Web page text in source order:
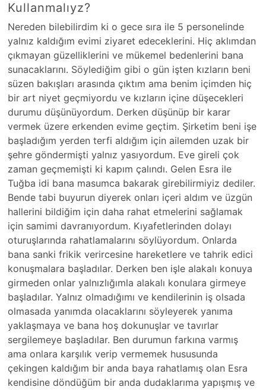
Kullanmalıyz?
Nereden bilebilirdim ki o gece sıra ile 5 personelinde
yalnız kaldığım evimi ziyaret edeceklerini. Hiç aklımdan
çıkmayan güzelliklerini ve mükemel bedenlerini bana
sunacaklarını. Söylediğim gibi o gün işten kızların beni
süzen bakışları arasında çıktım ama benim içimden hiç
bir art niyet geçmiyordu ve kızların içine düşecekleri
durumu düşünüyordum. Derken düşünüp bir karar
vermek üzere erkenden evime geçtim. Şirketim beni işe
başladığım yerden terfi aldığım için ailemden uzak bir
şehre göndermişti yalnız yasıyordum. Eve gireli çok
zaman geçmemişti ki kapım çalındı. Gelen Esra ile
Tuğba idi bana masumca bakarak girebilirmiyiz dediler.
Bende tabi buyurun diyerek onları içeri aldım ve üzgün
hallerini bildiğim için daha rahat etmelerini sağlamak
için samimi davranıyordum. Kıyafetlerinden dolayı
oturuşlarında rahatlamalarını söylüyordum. Onlarda
bana sanki frikik verircesine hareketlere ve tahrik edici
konuşmalara başladılar. Derken ben işle alakalı konuya
girmeden onlar yalnızlığımla alakalı konulara girmeye
başladılar. Yalnız olmadığımı ve kendilerinin iş olsada
olmasada yanımda olacaklarını söyleyerek yanıma
yaklaşmaya ve bana hoş dokunuşlar ve tavırlar
sergilemeye başladılar. Ben durumun farkına varmış
ama onlara karşılık verip vermemek hususunda
çekingen kaldığım bir anda baya rahatlamış olan Esra
kendisine döndüğüm bir anda dudaklarıma yapışmış ve